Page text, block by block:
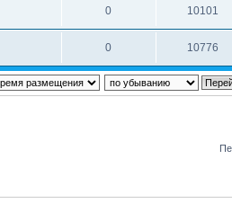
0 10101
0 10776